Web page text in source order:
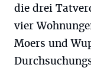
die drei
vier
Moers und